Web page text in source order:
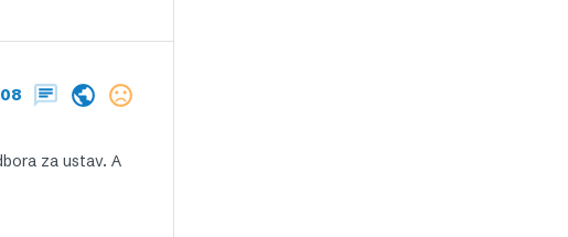
za ustav. A